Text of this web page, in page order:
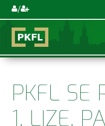
/
PKFL SE
1. LIZE,